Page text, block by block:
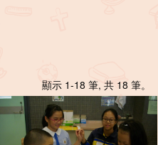
顯示 1-18 筆, 共 18 筆。